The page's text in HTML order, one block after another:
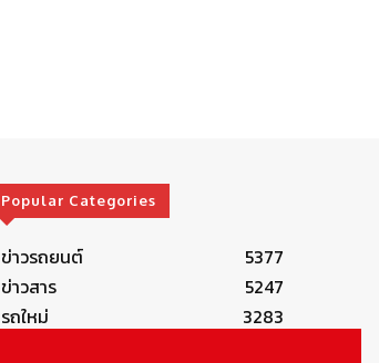
Popular Categories
ข่าวรถยนต์
5377
ข่าวสาร
5247
รถใหม่
3283